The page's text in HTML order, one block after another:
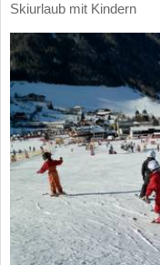
Skiurlaub mit Kindern